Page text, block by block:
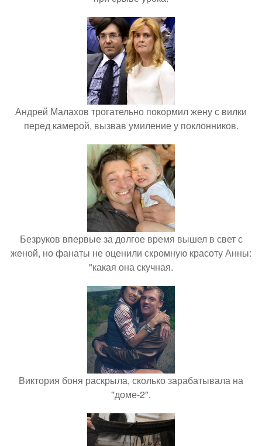
Андрей Малахов трогательно покормил жену с вилки
перед камерой, вызвав умиление у поклонников.
Безруков впервые за долгое время вышел в свет с
женой, но фанаты не оценили скромную красоту Анны:
"какая она скучная.
Виктория боня раскрыла, сколько зарабатывала на
"доме-2".